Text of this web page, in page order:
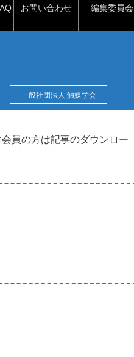
お問い合わせ 編集委員会
一般社団法人 触媒学会
員の方は記事のダウンロー